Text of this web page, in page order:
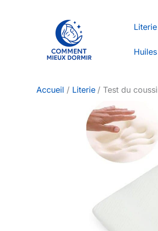
Literie
Accueil Literie Test du